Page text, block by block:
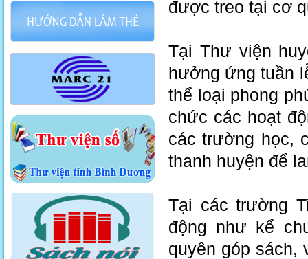
được treo tại cơ
Tại Thư viện
hưởng ứng tuần
thể loại phong
chức các hoạt
các trường học,
thanh huyện để
Tại các trường
động như kể
quyên góp